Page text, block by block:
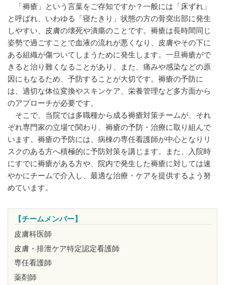
「褥瘡」という言葉をご存知ですか？一般には「床ずれ」
と呼ばれ、いわゆる「寝たきり」状態の方の骨突出部に発生
しやすい、皮膚の壊死や潰瘍のことです。褥瘡は長時間同じ
姿勢で過ごすことで血液の流れが悪くなり、皮膚やその下に
ある組織が傷ついてしまうために発生します。一旦褥瘡がで
きると治り難くなることがあり、また、痛みや感染などの原
因にもなるため、予防することが大切です。褥瘡の予防に
は、適切な体位変換やスキンケア、栄養管理など多方面から
のアプローチが必要です。
そこで、当院では多職種から成る褥瘡対策チームが、それ
ぞれ専門家の立場で関わり、褥瘡の予防・治療に取り組んで
います。褥瘡の予防には、病棟の専任看護師が中心となりリ
スクのある方へ積極的に予防対策を講じます。また、入院時
にすでに褥瘡がある方や、院内で発生した褥瘡に対しては速
やかにチームで介入し、最適な治療・ケアを提供するよう努
めています。
【チームメンバー】
皮膚科医師
皮膚・排泄ケア特定認定看護師
専任看護師
薬剤師